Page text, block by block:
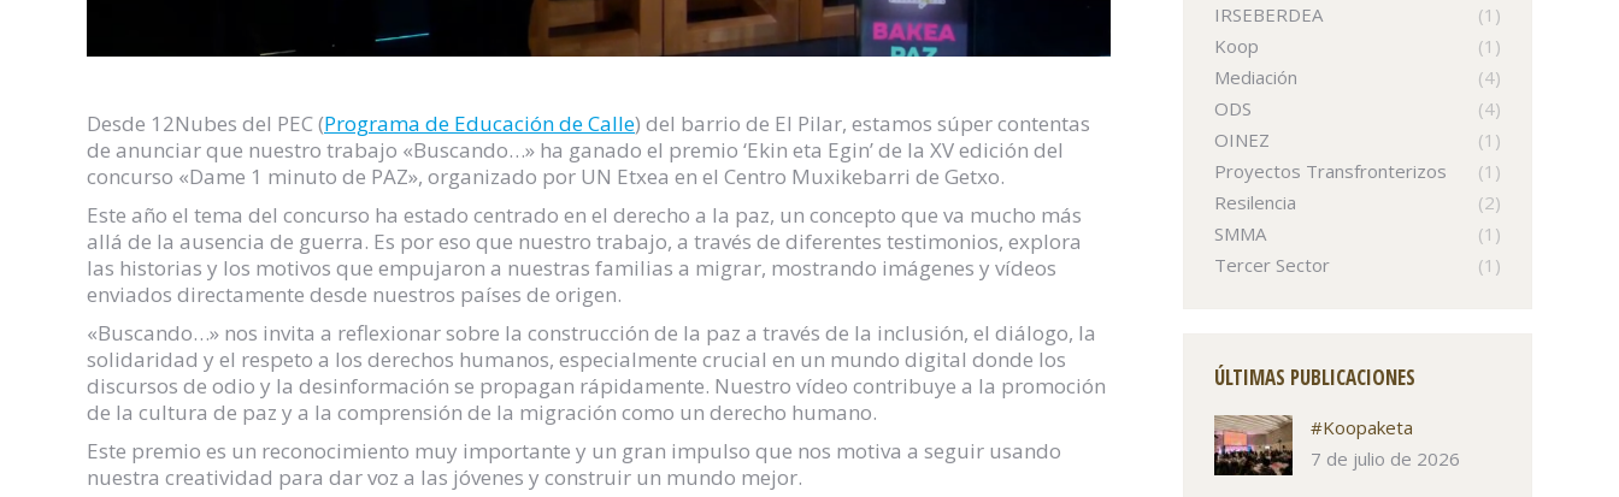
Desde 12Nubes del PEC (Programa de Educación de Calle) del barrio de El Pilar, estamos súper contentas
de anunciar que nuestro trabajo «Buscando…» ha ganado el premio ‘Ekin eta Egin’ de la XV edición del
concurso «Dame 1 minuto de PAZ», organizado por UN Etxea en el Centro Muxikebarri de Getxo.
Este año el tema del concurso ha estado centrado en el derecho a la paz, un concepto que va mucho más
allá de la ausencia de guerra. Es por eso que nuestro trabajo, a través de diferentes testimonios, explora
las historias y los motivos que empujaron a nuestras familias a migrar, mostrando imágenes y vídeos
enviados directamente desde nuestros países de origen.
«Buscando…» nos invita a reflexionar sobre la construcción de la paz a través de la inclusión, el diálogo, la
solidaridad y el respeto a los derechos humanos, especialmente crucial en un mundo digital donde los
discursos de odio y la desinformación se propagan rápidamente. Nuestro vídeo contribuye a la promoción
de la cultura de paz y a la comprensión de la migración como un derecho humano.
Este premio es un reconocimiento muy importante y un gran impulso que nos motiva a seguir usando
nuestra creatividad para dar voz a las jóvenes y construir un mundo mejor.
IRSEBERDEA
(1)
Koop
(1)
Mediación
(4)
ODS
(4)
OINEZ
(1)
Proyectos Transfronterizos
(1)
Resilencia
(2)
SMMA
(1)
Tercer Sector
(1)
ÚLTIMAS PUBLICACIONES
#Koopaketa
7 de julio de 2026